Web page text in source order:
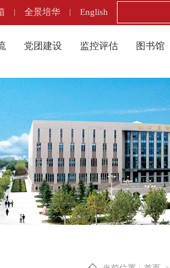
| 全景培华 | English
党团建设 监控评估 图书馆